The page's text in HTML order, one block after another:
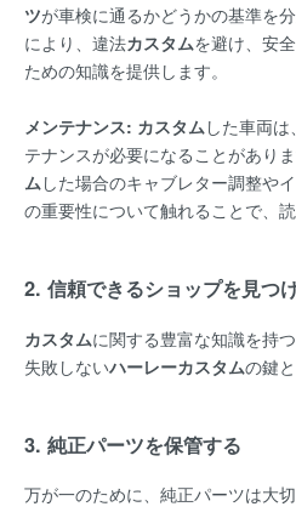
ツが車検に通るかどうかの基準を
により、違法カスタムを避け、安
ための知識を提供します。
メンテナンス: カスタム した車両
テナンスが必要になることがあり
ム した場合のキャブレター調整や
の重要性について触れることで、
2. 信頼できるショップを見つ
カスタムに関する豊富な知識を持
失敗しないハーレーカスタムの鍵
3. 純正パーツを保管する
万が一のために、純正パーツは大